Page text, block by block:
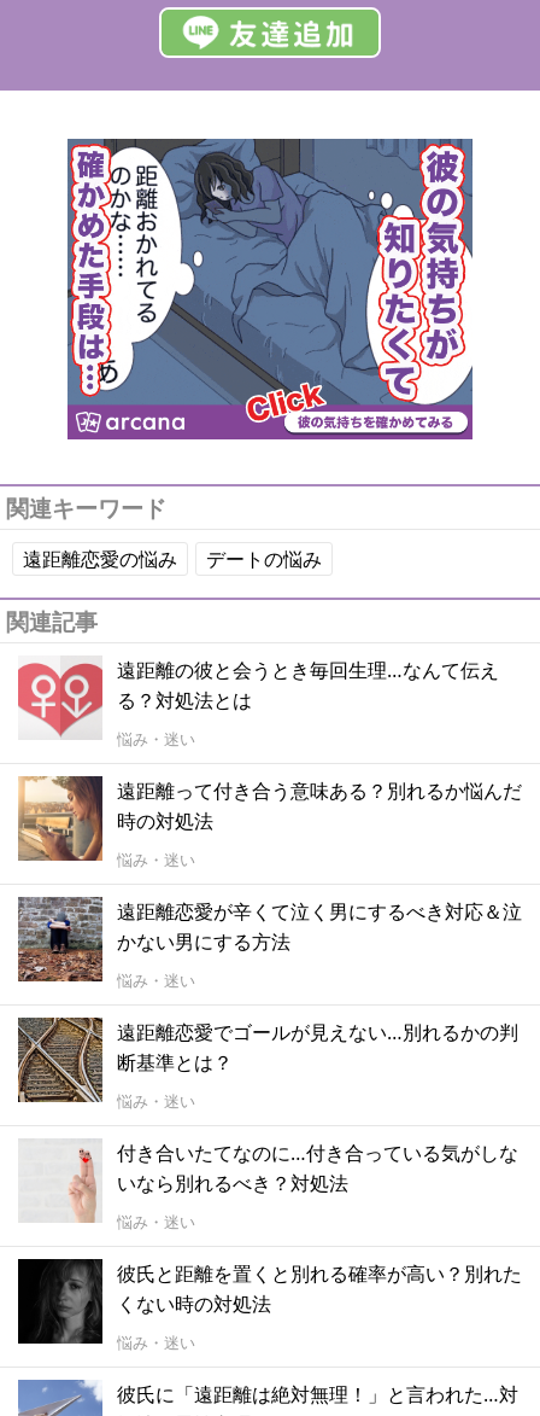
関連キーワード
遠距離恋愛の悩み デートの悩み
関連記事
遠距離の彼と会うとき毎回生理…なんて伝え
る？対処法とは
悩み・迷い
遠距離って付き合う意味ある？別れるか悩んだ
時の対処法
悩み・迷い
遠距離恋愛が辛くて泣く男にするべき対応＆泣
かない男にする方法
悩み・迷い
遠距離恋愛でゴールが見えない…別れるかの判
断基準とは？
悩み・迷い
付き合いたてなのに…付き合っている気がしな
いなら別れるべき？対処法
悩み・迷い
彼氏と距離を置くと別れる確率が高い？別れた
くない時の対処法
悩み・迷い
彼氏に「遠距離は絶対無理！」と言われた…対